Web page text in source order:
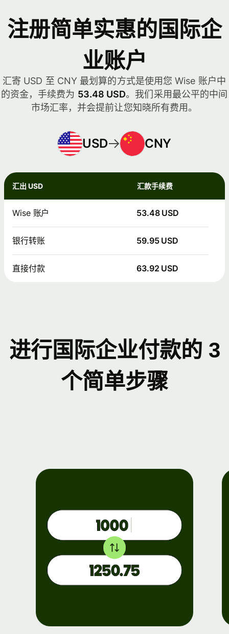
注册简单实惠的国际企
业账户
汇寄 USD 至 CNY 最划算的方式是使用您 Wise 账户中
的资金，手续费为 53.48 USD。我们采用最公平的中间
市场汇率，并会提前让您知晓所有费用。
USD CNY
汇出 USD 汇款手续费
Wise 账户 53.48 USD
银行转账 59.95 USD
直接付款 63.92 USD
进行国际企业付款的 3
个简单步骤